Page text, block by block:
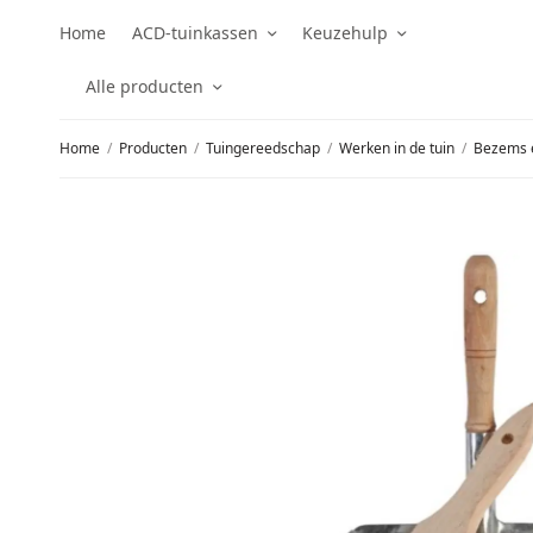
Home ACD-tuinkassen Keuzehulp
Alle producten
Home / Producten / Tuingereedschap / Werken in de tuin / Bezems